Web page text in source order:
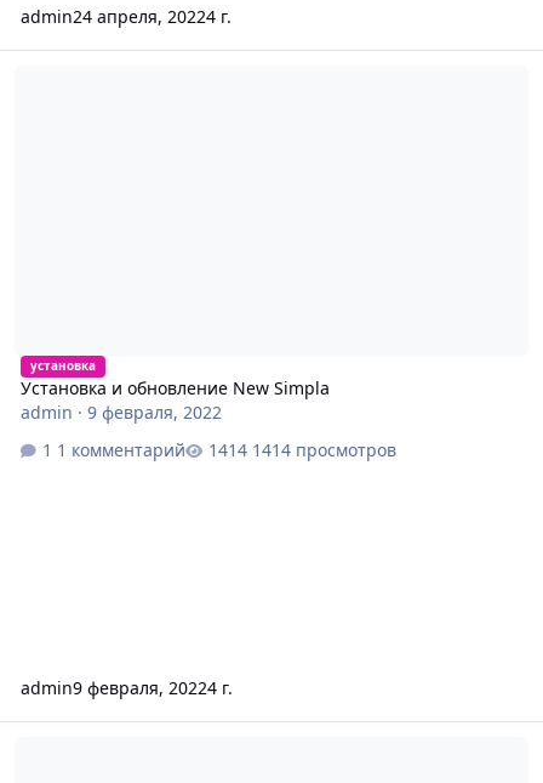
admin24 апреля, 20224 г.
установка
Установка и обновление New Simpla
admin · 9 февраля, 2022
1 комментарий
1414 просмотров
admin9 февраля, 20224 г.